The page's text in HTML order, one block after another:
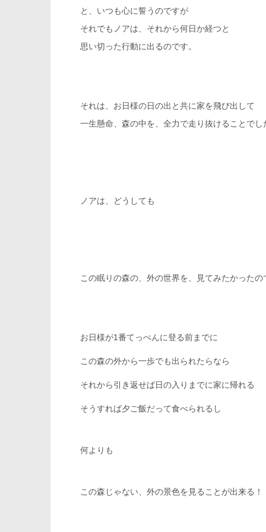
と、いつも心に誓うのですが
それでもノアは、それから何日か経つと
思い切った行動に出るのです。
それは、お日様の日の出と共に家を飛び出して
一生懸命、森の中を、全力で走り抜けることでし
ノアは、どうしても
この眠りの森の、外の世界を、見てみたかったの
お日様が1番てっぺんに登る前までに
この森の外から一歩でも出られたらなら
それから引き返せば日の入りまでに家に帰れる
そうすれば夕ご飯だって食べられるし
何よりも
この森じゃない、外の景色を見ることが出来る！